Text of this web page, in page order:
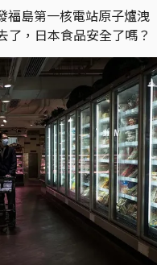
福島第一核電站原子爐洩
了，日本食品安全了嗎？